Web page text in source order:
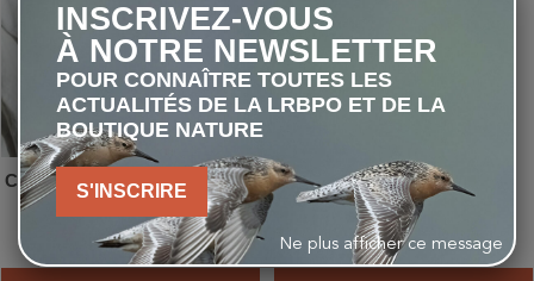
Carnet de notes A5 - Papillons
- bleu ou beige
À partir de 8,90 €
Reconnaître facilement les
arbres par leurs feuilles -
Photos grandeur nature
9,90 €
INSCRIVEZ-VOUS
À NOTRE NEWSLETTER
POUR CONNAÎTRE TOUTES LES
ACTUALITÉS DE LA LRBPO ET DE LA
BOUTIQUE NATURE
S'INSCRIRE
Ne plus afficher ce message